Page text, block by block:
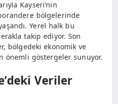
Kayseri’nin
bölgelerinde
Yerel halk bu
takip ediyor. Son
bölgedeki ekonomik ve
önemli göstergeler sunuyor.
Veriler